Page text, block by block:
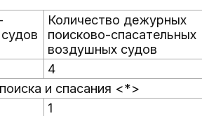
Количество дежурных
поисково-спасательных
воздушных судов
4
и спасания <*>
1